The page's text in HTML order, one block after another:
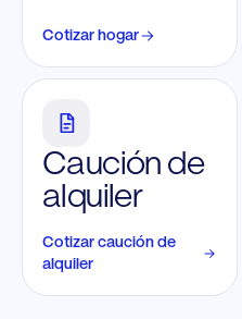
Cotizarhogar
Caución de
alquiler
Cotizarcaución de
alquiler